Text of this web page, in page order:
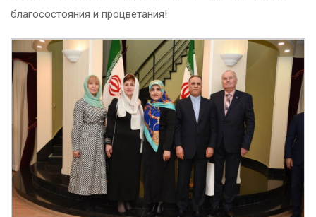
благосостояния и процветания!